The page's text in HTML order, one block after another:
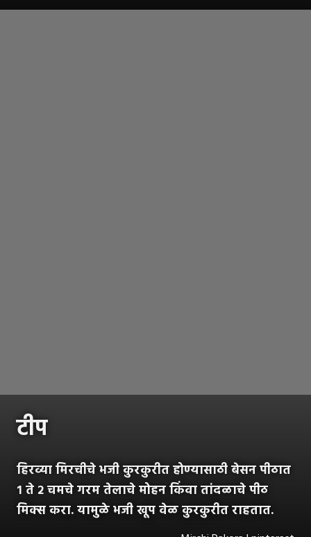
टीप
हिरव्या मिरचीचे भजी कुरकुरीत होण्यासाठी बेसन पीठात
१ ते २ चमचे गरम तेलाचे मोहन किंवा तांदळाचे पीठ
मिक्स करा. यामुळे भजी खूप वेळ कुरकुरीत राहतात.